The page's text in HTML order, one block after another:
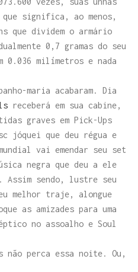
significa, ao menos,
que dividem o armário
0,7 gramas do seu
0.036 milímetros e nada
maria acabaram. Dia
receberá em sua cabine,
graves em Pick-Ups
jóquei que deu régua e
vai emendar seu set
negra que deu a ele
Assim sendo, lustre seu
melhor traje, alongue
as amizades para uma
no assoalho e Soul
não perca essa noite. Ou,